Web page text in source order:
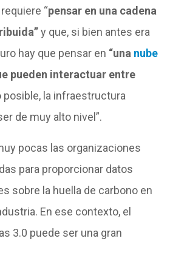
“pensar en una cadena
y que, si bien antes era
hay que pensar en “una nube
pueden interactuar entre
posible, la infraestructura
de muy alto nivel”.
pocas las organizaciones
para proporcionar datos
sobre la huella de carbono en
En ese contexto, el
3.0 puede ser una gran